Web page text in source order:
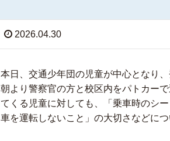
2026.04.30
本日、交通少年団の児童が中心となり
朝より警察官の方と校区内をパトカー
てくる児童に対しても、「乗車時のシ
車を運転しないこと」の大切さなどにつ